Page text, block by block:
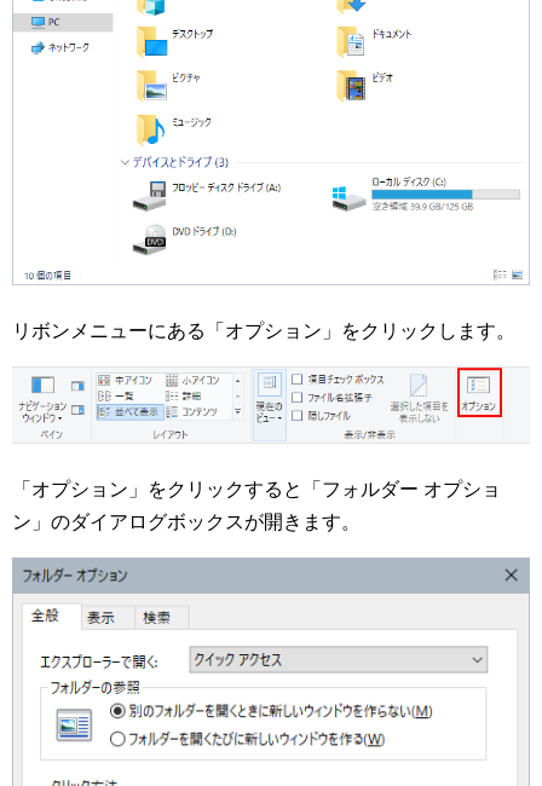
リボンメニューにある「オプション」をクリックします。
「オプション」をクリックすると「フォルダー オプショ
ン」のダイアログボックスが開きます。